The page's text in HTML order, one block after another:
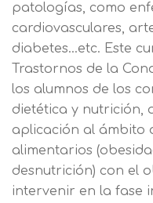
patologías, como
cardiovasculares,
diabetes…etc. Este
Trastornos de la
los alumnos de los
dietética y nutrición,
aplicación al ámbito
alimentarios
desnutrición) con el
intervenir en la fase